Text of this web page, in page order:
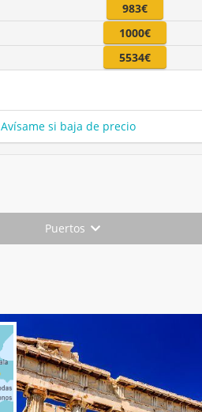
983€
1000€
5534€
Avísame si baja de precio
Puertos